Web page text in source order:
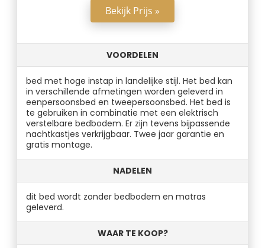
Bekijk Prijs »
VOORDELEN
bed met hoge instap in landelijke stijl. Het bed kan
in verschillende afmetingen worden geleverd in
eenpersoonsbed en tweepersoonsbed. Het bed is
te gebruiken in combinatie met een elektrisch
verstelbare bedbodem. Er zijn tevens bijpassende
nachtkastjes verkrijgbaar. Twee jaar garantie en
gratis montage.
NADELEN
dit bed wordt zonder bedbodem en matras
geleverd.
WAAR TE KOOP?